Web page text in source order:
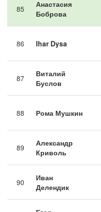
85
Анастасия
Боброва
86 Ihar Dysa
87
Виталий
Буслов
88 Рома Мушкин
89
Александр
Криволь
90
Иван
Делендик